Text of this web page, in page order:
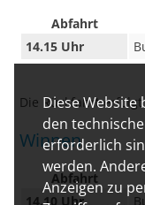
Diese Website
den
erforderlich
werden.
Anzeigen zu
Abfahrt
14.15 Uhr
Die Rückfahrt
Winnen
Abfahrt
14.10 Uhr